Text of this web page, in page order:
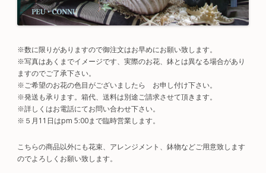
※数に限りがありますので御注文はお早めにお願い致します。
※写真はあくまでイメージです、実際のお花、鉢とは異なる場合があり
ますのでご了承下さい。
※ご希望のお花の色目がございましたら お申し付け下さい。
※発送も承ります。箱代、送料は別途ご請求させて頂きます。
※詳しくはお電話にてお問い合わせ下さい。
※５月11日はpm 5:00まで臨時営業します。
こちらの商品以外にも花束、アレンジメント、鉢物などご用意致します
のでよろしくお願い致します。